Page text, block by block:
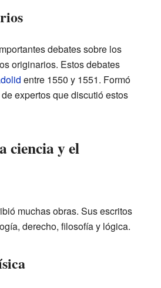
debates sobre los
originarios. Estos debates
entre 1550 y 1551. Formó
expertos que discutió estos
ciencia y el
muchas obras. Sus escritos
derecho, filosofía y lógica.